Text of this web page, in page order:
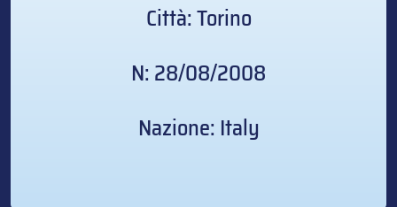
Città: Torino
N: 28/08/2008
Nazione: Italy